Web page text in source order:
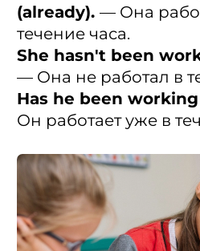
(аlready). — Она
течение часа.
She hasn't been
— Она не работал в
Has he been
Он работает уже в